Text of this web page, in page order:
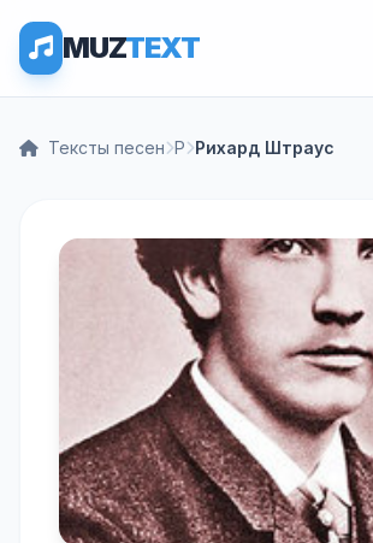
MUZTEXT
Тексты песен Р Рихард Штраус